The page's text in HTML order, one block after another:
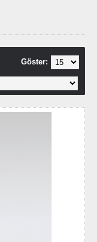
Göster: